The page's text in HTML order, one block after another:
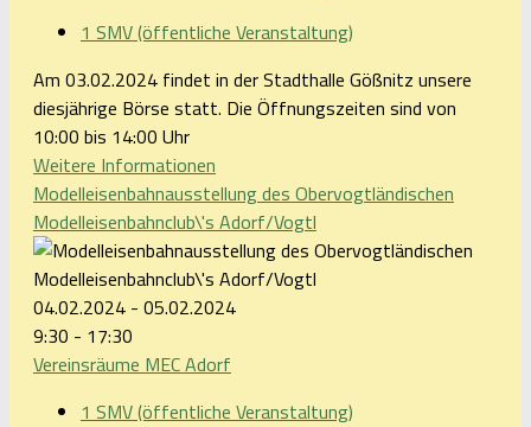
1 SMV (öffentliche Veranstaltung)
Am 03.02.2024 findet in der Stadthalle Gößnitz unsere
diesjährige Börse statt. Die Öffnungszeiten sind von
10:00 bis 14:00 Uhr
Weitere Informationen
Modelleisenbahnausstellung des Obervogtländischen
Modelleisenbahnclub\'s Adorf/Vogtl
04.02.2024 - 05.02.2024
9:30 - 17:30
Vereinsräume MEC Adorf
1 SMV (öffentliche Veranstaltung)